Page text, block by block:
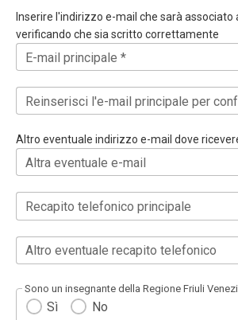
Inserire l'indirizzo e-mail che sarà associato
verificando che sia scritto correttamente
E-mail principale *
Reinserisci l'e-mail principale per
Altro eventuale indirizzo e-mail dove
Altra eventuale e-mail
Recapito telefonico principale
Altro eventuale recapito telefonico
Sono un insegnante della Regione Friuli
Sì No